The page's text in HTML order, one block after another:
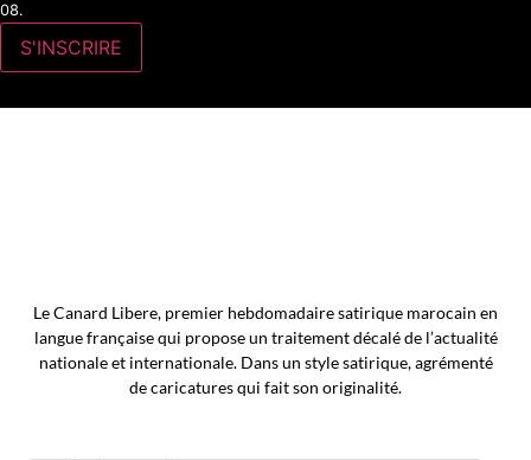
08.
Le Canard Libere, premier hebdomadaire satirique marocain en
langue française qui propose un traitement décalé de l’actualité
nationale et internationale. Dans un style satirique, agrémenté
de caricatures qui fait son originalité.